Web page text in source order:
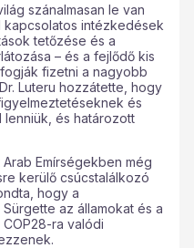
szánalmasan le van
kapcsolatos intézkedések
tetőzése és a
– és a fejlődő kis
fizetni a nagyobb
Luteru hozzátette, hogy
és
lenniük, és határozott
Emírségekben még
kerülő csúcstalálkozó
hogy a
az államokat és a
ra valódi